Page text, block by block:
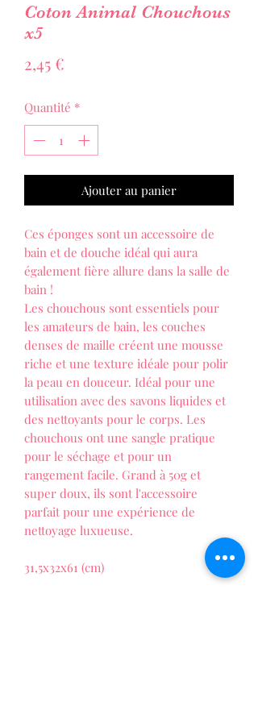
Coton Animal Chouchous
x5
2,45 €
Quantité *
Ajouter au panier
Ces éponges sont un accessoire de
bain et de douche idéal qui aura
également fière allure dans la salle de
bain !
Les chouchous sont essentiels pour
les amateurs de bain, les couches
denses de maille créent une mousse
riche et une texture idéale pour polir
la peau en douceur. Idéal pour une
utilisation avec des savons liquides et
des nettoyants pour le corps. Les
chouchous ont une sangle pratique
pour le séchage et pour un
rangement facile. Grand à 50g et
super doux, ils sont l'accessoire
parfait pour une expérience de
nettoyage luxueuse.
31,5x32x61 (cm)